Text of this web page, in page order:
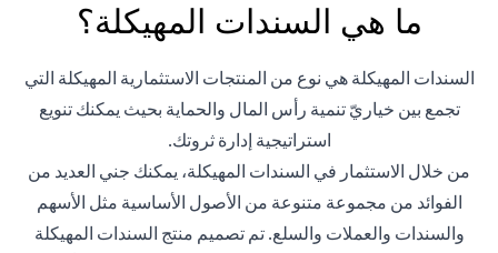
ما هي السندات المهيكلة؟
السندات المهيكلة هي نوع من المنتجات الاستثمارية المهيكلة التي
تجمع بين خياريّ تنمية رأس المال والحماية بحيث يمكنك تنويع
استراتيجية إدارة ثروتك.
من خلال الاستثمار في السندات المهيكلة، يمكنك جني العديد من
الفوائد من مجموعة متنوعة من الأصول الأساسية مثل الأسهم
والسندات والعملات والسلع. تم تصميم منتج السندات المهيكلة